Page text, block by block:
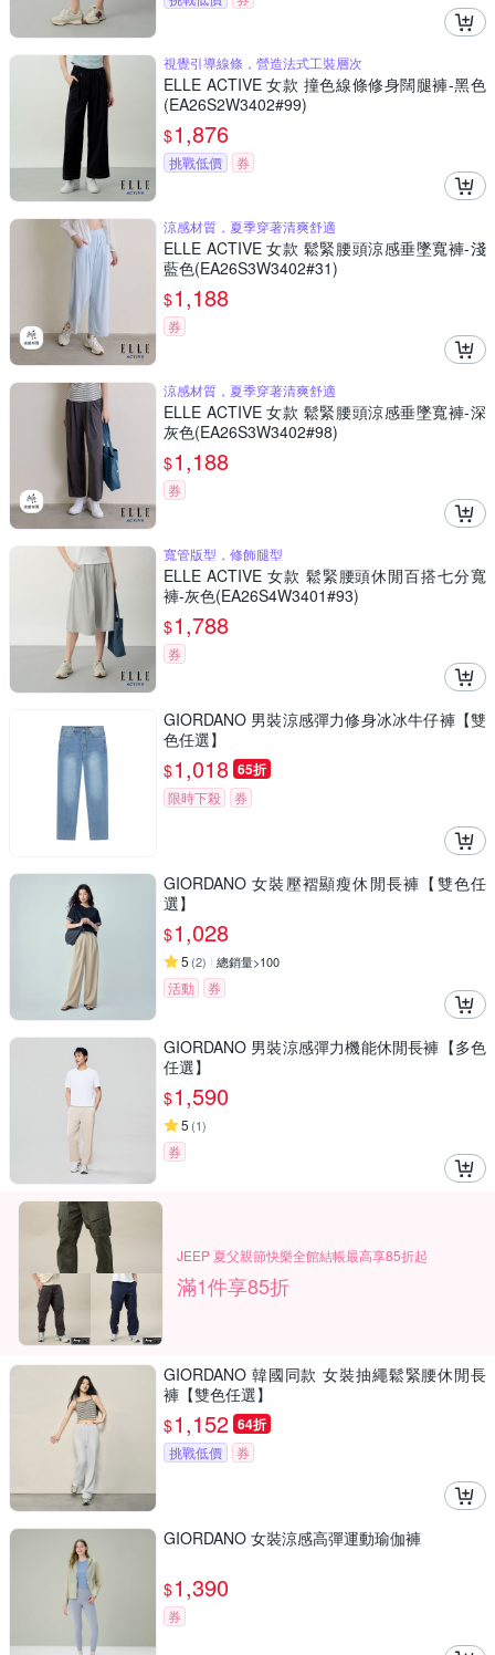
視覺引導線條，營造法式工裝層次
ELLE ACTIVE 女款 撞色線條修身闊腿褲-黑色
(EA26S2W3402#99)
$1,876
挑戰低價 券
涼感材質，夏季穿著清爽舒適
ELLE ACTIVE 女款 鬆緊腰頭涼感垂墜寬褲-淺
藍色(EA26S3W3402#31)
$1,188
券
涼感材質，夏季穿著清爽舒適
ELLE ACTIVE 女款 鬆緊腰頭涼感垂墜寬褲-深
灰色(EA26S3W3402#98)
$1,188
券
寬管版型，修飾腿型
ELLE ACTIVE 女款 鬆緊腰頭休閒百搭七分寬
褲-灰色(EA26S4W3401#93)
$1,788
券
GIORDANO 男裝涼感彈力修身冰冰牛仔褲【雙
色任選】
$1,018 65折
限時下殺 券
GIORDANO 女裝壓褶顯瘦休閒長褲【雙色任
選】
$1,028
5 (2) 總銷量>100
活動 券
GIORDANO 男裝涼感彈力機能休閒長褲【多色
任選】
$1,590
5 (1)
券
JEEP 夏父親節快樂全館結帳最高享85折起
滿1件享85折
GIORDANO 韓國同款 女裝抽繩鬆緊腰休閒長
褲【雙色任選】
$1,152 64折
挑戰低價 券
GIORDANO 女裝涼感高彈運動瑜伽褲
$1,390
券